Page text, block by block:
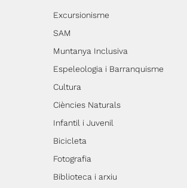
Excursionisme
SAM
Muntanya Inclusiva
Espeleologia i Barranquisme
Cultura
Ciències Naturals
Infantil i Juvenil
Bicicleta
Fotografia
Biblioteca i arxiu